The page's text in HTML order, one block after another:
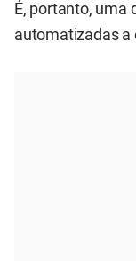
É, portanto, uma
automatizadas a